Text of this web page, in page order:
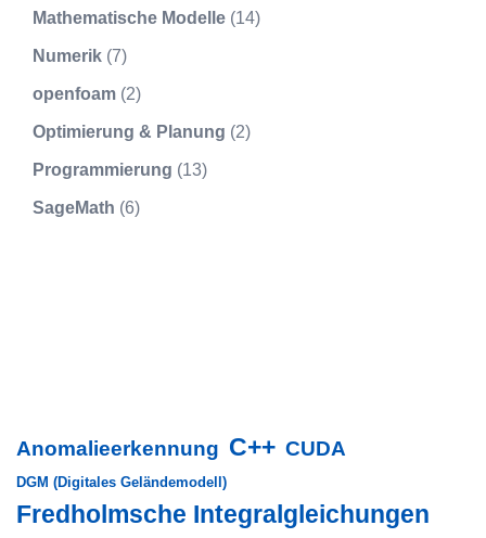
Mathematische Modelle (14)
Numerik (7)
openfoam (2)
Optimierung & Planung (2)
Programmierung (13)
SageMath (6)
Anomalieerkennung C++ CUDA
DGM (Digitales Geländemodell)
Fredholmsche Integralgleichungen